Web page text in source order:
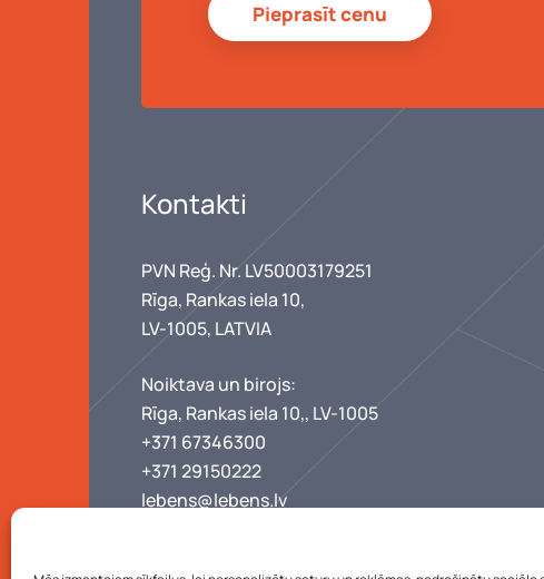
Pieprasīt cenu
Kontakti
PVN Reģ. Nr. LV50003179251
Rīga, Rankas iela 10,
LV-1005, LATVIA
Noiktava un birojs:
Rīga, Rankas iela 10,, LV-1005
+371 67346300
+371 29150222
lebens@lebens.lv